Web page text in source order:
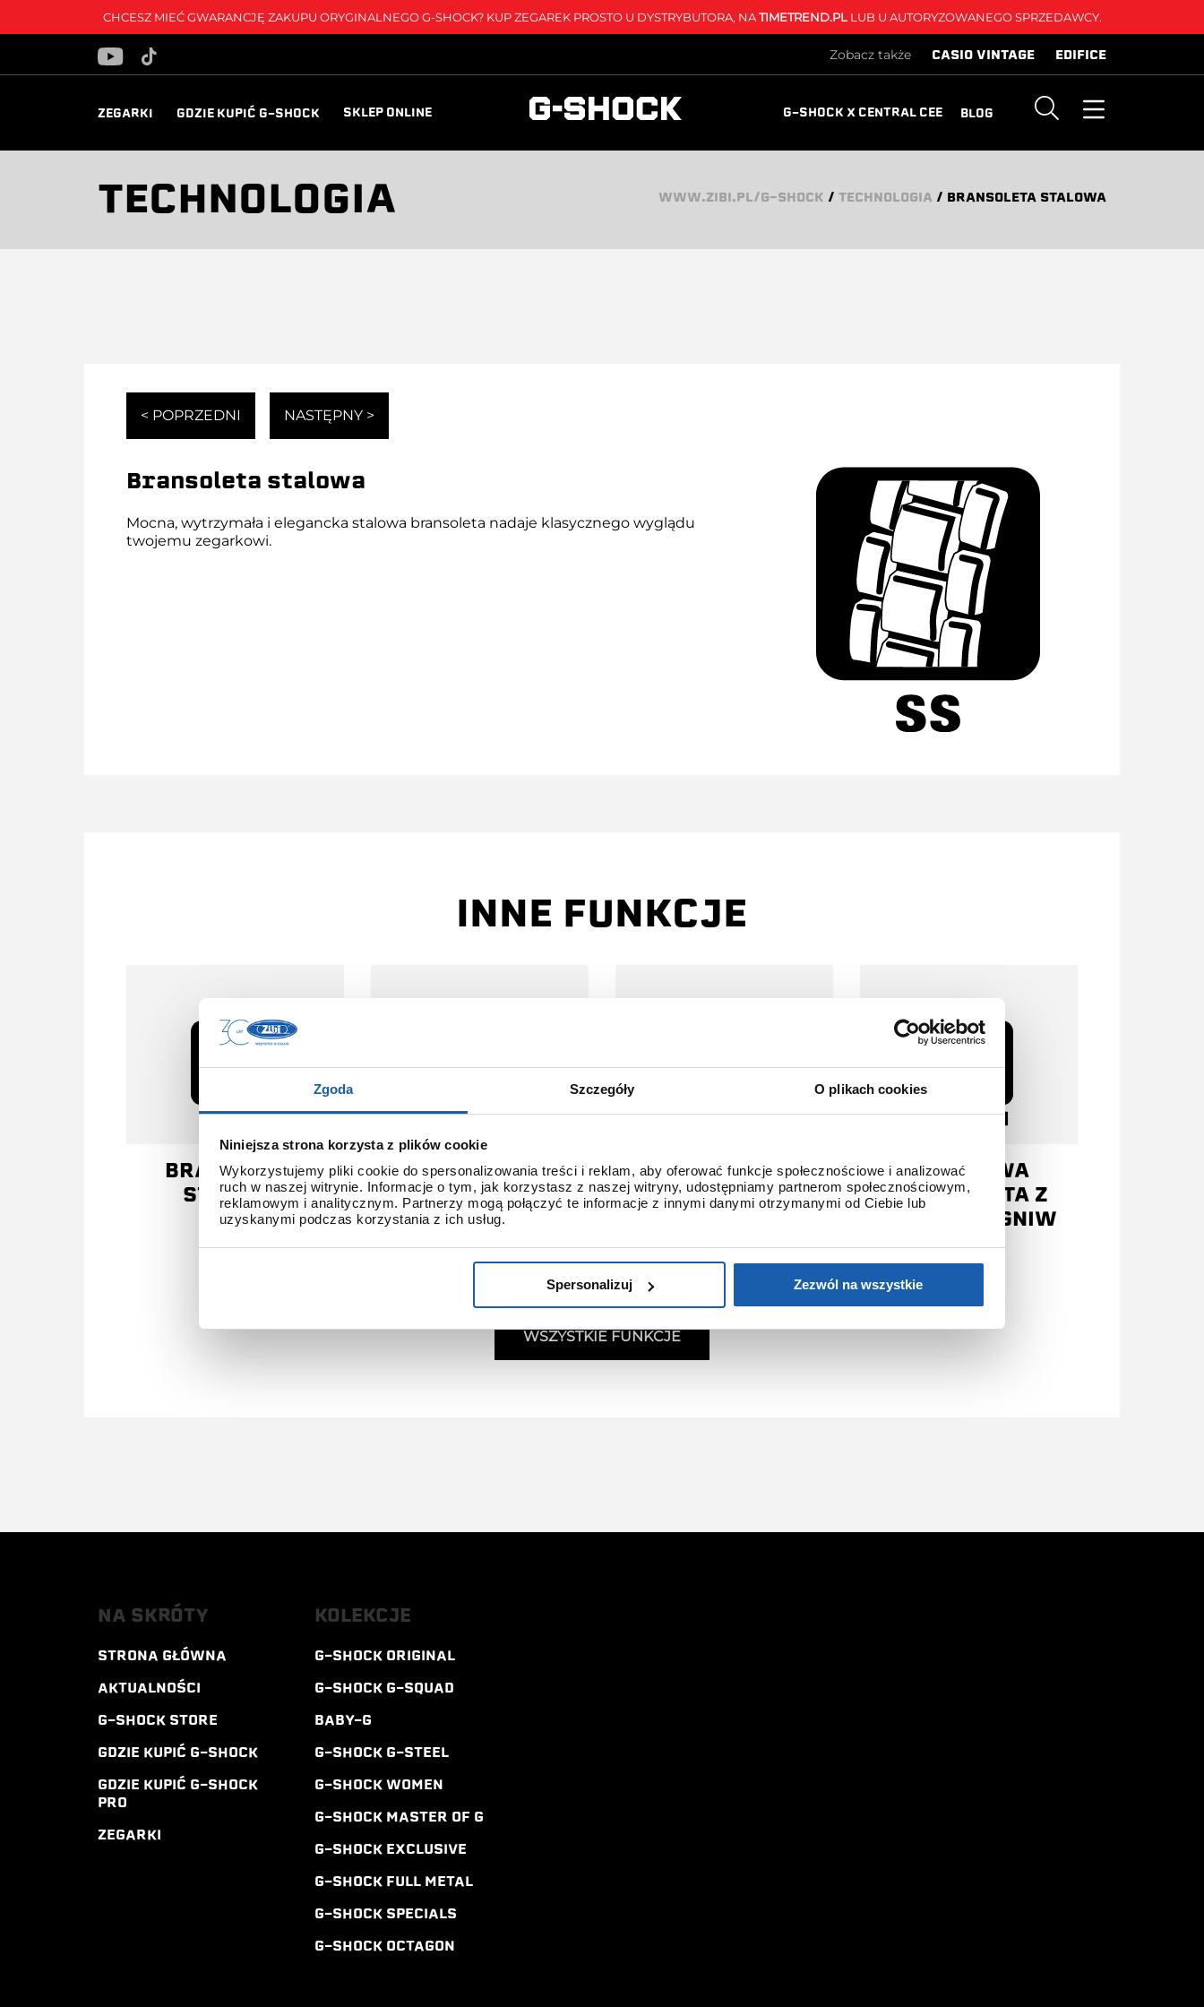
Zgoda Szczegóły O plikach cookies
Niniejsza strona korzysta z plików cookie
Wykorzystujemy pliki cookie do spersonalizowania treści i reklam, aby oferować funkcje społecznościowe i analizować
ruch w naszej witrynie. Informacje o tym, jak korzystasz z naszej witryny, udostępniamy partnerom społecznościowym,
reklamowym i analitycznym. Partnerzy mogą połączyć te informacje z innymi danymi otrzymanymi od Ciebie lub
uzyskanymi podczas korzystania z ich usług.
Spersonalizuj Zezwól na wszystkie
CHCESZ MIEĆ GWARANCJĘ ZAKUPU ORYGINALNEGO G-SHOCK? KUP ZEGAREK PROSTO U DYSTRYBUTORA, NATIMETREND.PLLUB U AUTORYZOWANEGO SPRZEDAWCY.
Zobacz także CASIO VINTAGE EDIFICE
ZEGARKI GDZIE KUPIĆ G-SHOCK SKLEP ONLINE G-SHOCK X CENTRAL CEE BLOG
TECHNOLOGIA WWW.ZIBI.PL/G-SHOCK / TECHNOLOGIA / BRANSOLETA STALOWA
< POPRZEDNI NASTĘPNY >
Bransoleta stalowa
Mocna, wytrzymała i elegancka stalowa bransoleta nadaje klasycznego wyglądu
twojemu zegarkowi.
INNE FUNKCJE
BRANSOLETA
STALOWA
STALOWA
BRANSOLETA Z
PEŁNYCH OGNIW
FUNKCJE RUCHU
WSKAZÓWKI
TYTANOWA
BRANSOLETA Z
PEŁNYCH OGNIW
WSZYSTKIE FUNKCJE
NA SKRÓTY
STRONA GŁÓWNA
AKTUALNOŚCI
G-SHOCK STORE
GDZIE KUPIĆ G-SHOCK
GDZIE KUPIĆ G-SHOCK
PRO
ZEGARKI
KOLEKCJE
G-SHOCK ORIGINAL
G-SHOCK G-SQUAD
BABY-G
G-SHOCK G-STEEL
G-SHOCK WOMEN
G-SHOCK MASTER OF G
G-SHOCK EXCLUSIVE
G-SHOCK FULL METAL
G-SHOCK SPECIALS
G-SHOCK OCTAGON